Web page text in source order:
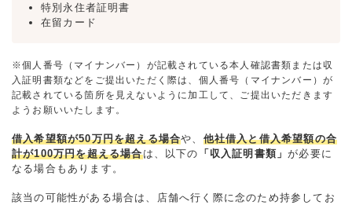
特別永住者証明書
在留カード
※個人番号（マイナンバー）が記載されている本人確認書類または収
入証明書類などをご提出いただく際は、個人番号（マイナンバー）が
記載されている箇所を見えないように加工して、ご提出いただきます
ようお願いいたします。
借入希望額が50万円を超える場合や、 他社借入と借入希望額の合
計が100万円を超える場合は、以下の 「収入証明書類」が必要に
なる場合もあります。
該当の可能性がある場合は、店舗へ行く際に念のため持参してお